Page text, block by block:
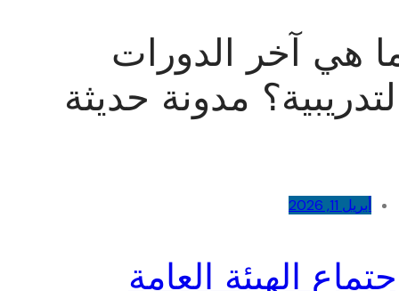
هي آخر الدورات
مدونة حديثة
أبريل 11, 2026
الهيئة العامة